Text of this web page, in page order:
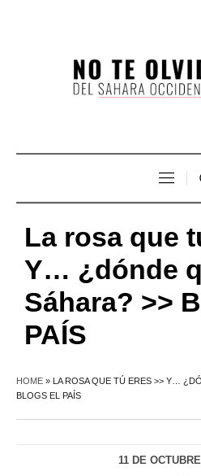
La rosa que
Y… ¿dónde
Sáhara? >>
PAÍS
HOME » LA ROSA QUE TÚ ERES >> Y…
BLOGS EL PAÍS
11 DE